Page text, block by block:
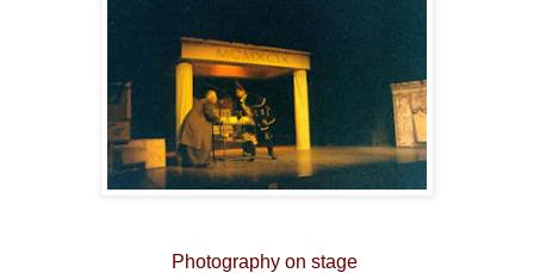
Photography on stage